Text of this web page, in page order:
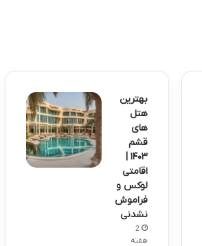
بهترین
هتل
های
قشم
۱۴۰۳ |
اقامتی
لوکس و
فراموش
نشدنی
2
هفته